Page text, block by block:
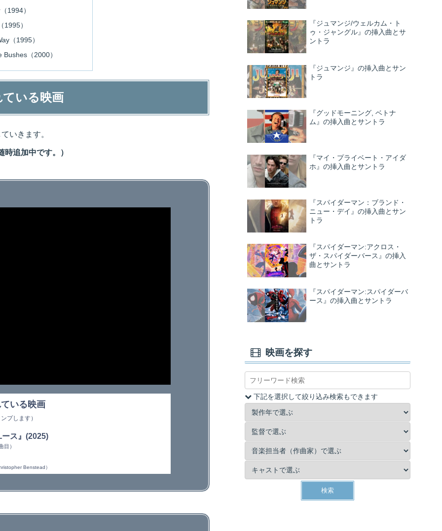
1994）
1995）
（1995）
Bushes（2000）
いる映画
いきます。
追加中です。）
いる映画
プします）
ス』(2025)
目）
Benstead）
『ジュマンジ/ウェルカム・ト
ゥ・ジャングル』の挿入曲とサ
ントラ
『ジュマンジ』の挿入曲とサン
トラ
『グッドモーニング, ベトナ
ム』の挿入曲とサントラ
『マイ・プライベート・アイダ
ホ』の挿入曲とサントラ
『スパイダーマン：ブランド・
ニュー・デイ』の挿入曲とサン
トラ
『スパイダーマン:アクロス・
ザ・スパイダーバース』の挿入
曲とサントラ
『スパイダーマン:スパイダーバ
ース』の挿入曲とサントラ
映画を探す
下記を選択して絞り込み検索もできます